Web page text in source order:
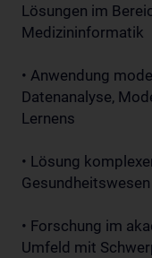
Lösungen im
Medizininformatik
• Anwendung
Datenanalyse,
Lernens
• Lösung
Gesundheitswesen
• Forschung im
Umfeld mit